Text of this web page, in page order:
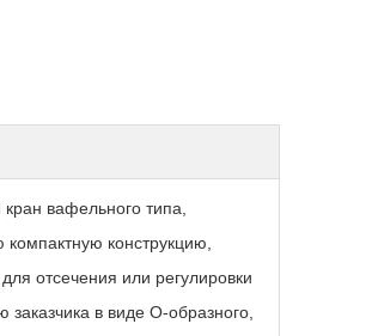
вафельного типа,
конструкцию,
отсечения или регулировки
в виде O-образного,